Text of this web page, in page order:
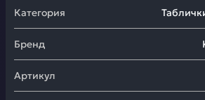
Категория
Бренд
Артикул